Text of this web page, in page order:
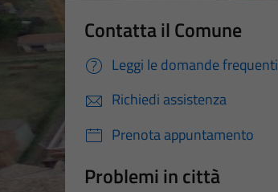
Contatta il Comune
Leggi le domande frequenti
Richiedi assistenza
Prenota appuntamento
Problemi in città